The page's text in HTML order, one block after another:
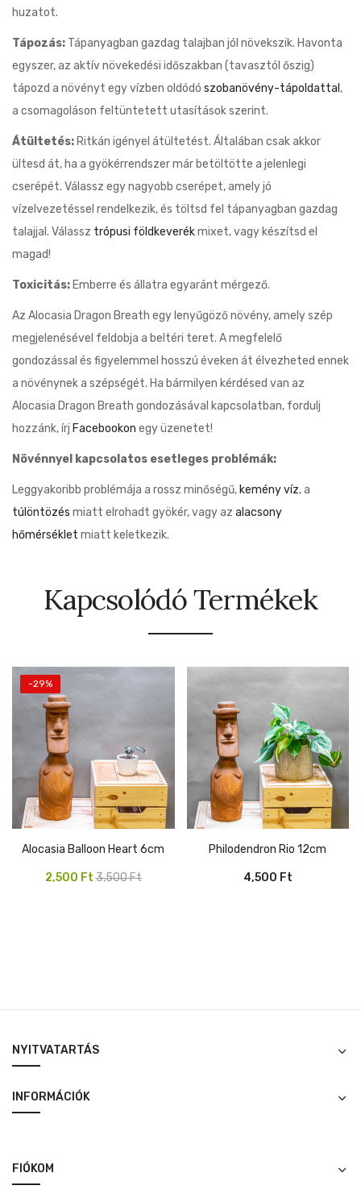
huzatot.
Tápozás: Tápanyagban gazdag talajban jól növekszik. Havonta
egyszer, az aktív növekedési időszakban (tavasztól őszig)
tápozd a növényt egy vízben oldódó szobanövény-tápoldattal ,
a csomagoláson feltüntetett utasítások szerint.
Átültetés: Ritkán igényel átültetést. Általában csak akkor
ültesd át, ha a gyökérrendszer már betöltötte a jelenlegi
cserépét. Válassz egy nagyobb cserépet, amely jó
vízelvezetéssel rendelkezik, és töltsd fel tápanyagban gazdag
talajjal. Válassz trópusi földkeverékmixet, vagy készítsd el
magad!
Toxicitás: Emberre és állatra egyaránt mérgező.
Az Alocasia Dragon Breath egy lenyűgöző növény, amely szép
megjelenésével feldobja a beltéri teret. A megfelelő
gondozással és figyelemmel hosszú éveken át élvezheted ennek
a növénynek a szépségét. Ha bármilyen kérdésed van az
Alocasia Dragon Breath gondozásával kapcsolatban, fordulj
hozzánk, írj Facebookon egy üzenetet!
Növénnyel kapcsolatos esetleges problémák:
Leggyakoribb problémája a rossz minőségű, kemény víz, a
túlöntözés miatt elrohadt gyökér, vagy az alacsony
hőmérséklet miatt keletkezik.
Kapcsolódó Termékek
-29%
Alocasia Balloon Heart 6cm
3,500Ft
Original
2,500 FtCurrent
Philodendron Rio 12cm
4,500 Ft
NYITVATARTÁS
INFORMÁCIÓK
FIÓKOM